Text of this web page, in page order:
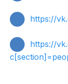
https://
https://